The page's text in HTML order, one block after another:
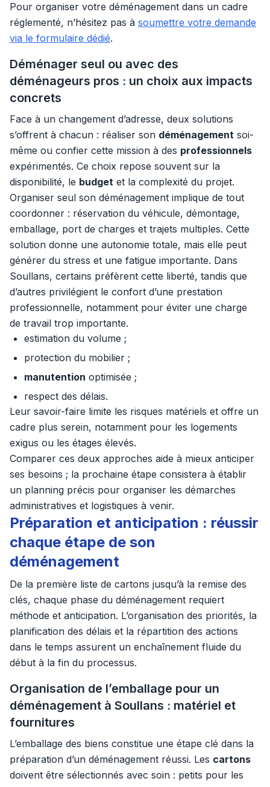
Pour organiser votre déménagement dans un cadre
réglementé, n’hésitez pas à soumettre votre demande
via le formulaire dédié.
Déménager seul ou avec des
déménageurs pros : un choix aux impacts
concrets
Face à un changement d’adresse, deux solutions
s’offrent à chacun : réaliser son déménagement soi-
même ou confier cette mission à des professionnels
expérimentés. Ce choix repose souvent sur la
disponibilité, le budget et la complexité du projet.
Organiser seul son déménagement implique de tout
coordonner : réservation du véhicule, démontage,
emballage, port de charges et trajets multiples. Cette
solution donne une autonomie totale, mais elle peut
générer du stress et une fatigue importante. Dans
Soullans, certains préfèrent cette liberté, tandis que
d’autres privilégient le confort d’une prestation
professionnelle, notamment pour éviter une charge
de travail trop importante.
estimation du volume ;
protection du mobilier ;
manutention optimisée ;
respect des délais.
Leur savoir-faire limite les risques matériels et offre un
cadre plus serein, notamment pour les logements
exigus ou les étages élevés.
Comparer ces deux approches aide à mieux anticiper
ses besoins ; la prochaine étape consistera à établir
un planning précis pour organiser les démarches
administratives et logistiques à venir.
Préparation et anticipation : réussir
chaque étape de son
déménagement
De la première liste de cartons jusqu’à la remise des
clés, chaque phase du déménagement requiert
méthode et anticipation. L’organisation des priorités, la
planification des délais et la répartition des actions
dans le temps assurent un enchaînement fluide du
début à la fin du processus.
Organisation de l’emballage pour un
déménagement à Soullans : matériel et
fournitures
L’emballage des biens constitue une étape clé dans la
préparation d’un déménagement réussi. Les cartons
doivent être sélectionnés avec soin : petits pour les